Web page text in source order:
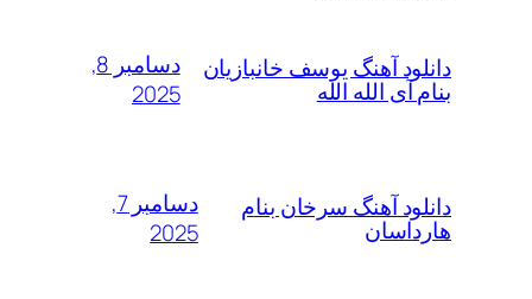
دانلود آهنگ یوسف خانبازیان
بنام آی الله الله
دسامبر 8,
2025
دانلود آهنگ سرخان بنام
هارداسان
دسامبر 7,
2025